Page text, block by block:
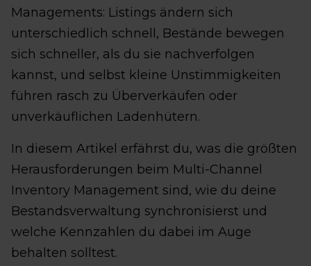
Managements: Listings ändern sich
unterschiedlich schnell, Bestände bewegen
sich schneller, als du sie nachverfolgen
kannst, und selbst kleine Unstimmigkeiten
führen rasch zu Überverkäufen oder
unverkäuflichen Ladenhütern.
In diesem Artikel erfährst du, was die größten
Herausforderungen beim Multi-Channel
Inventory Management sind, wie du deine
Bestandsverwaltung synchronisierst und
welche Kennzahlen du dabei im Auge
behalten solltest.